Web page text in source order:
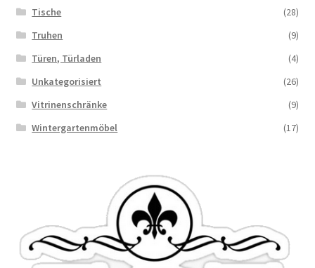
Tische
(28)
Truhen
(9)
Türen, Türladen
(4)
Unkategorisiert
(26)
Vitrinenschränke
(9)
Wintergartenmöbel
(17)